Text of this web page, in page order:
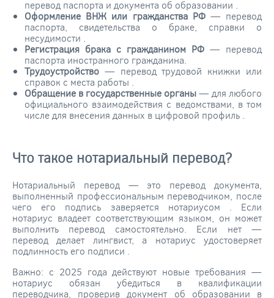
перевод паспорта и документа об образовании
Оформление ВНЖ или гражданства РФ— перевод
паспорта, свидетельства о браке, справки о
несудимости
Регистрация брака с гражданином РФ — перевод
паспорта иностранного гражданина.
Трудоустройство — перевод трудовой книжки или
справок с места работы
Обращение в государственные органы— для любого
официального взаимодействия с ведомствами, в том
числе для внесения данных в цифровой профиль
Что такое нотариальный перевод?
Нотариальный перевод — это перевод документа,
выполненный профессиональным переводчиком, после
чего его подпись заверяется нотариусом
. Если
нотариус владеет соответствующим языком, он может
выполнить перевод самостоятельно. Если нет —
перевод делает лингвист, а нотариус удостоверяет
подлинность его подписи
Важно: с 2025 года действуют новые требования —
нотариус обязан убедиться в квалификации
переводчика, проверив документ об образовании в